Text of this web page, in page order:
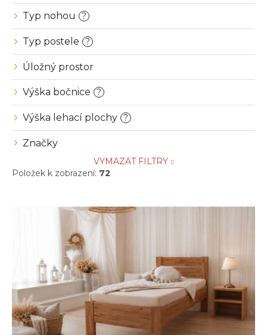
Značky
Typ nohou ?
Typ postele ?
Úložný prostor
Výška bočnice ?
Výška lehací plochy ?
VYMAZAT FILTRY
Položek k zobrazení: 72
o
u
k